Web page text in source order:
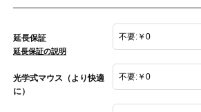
延長保証
延長保証の説明
光学式マウス（より快適
に）